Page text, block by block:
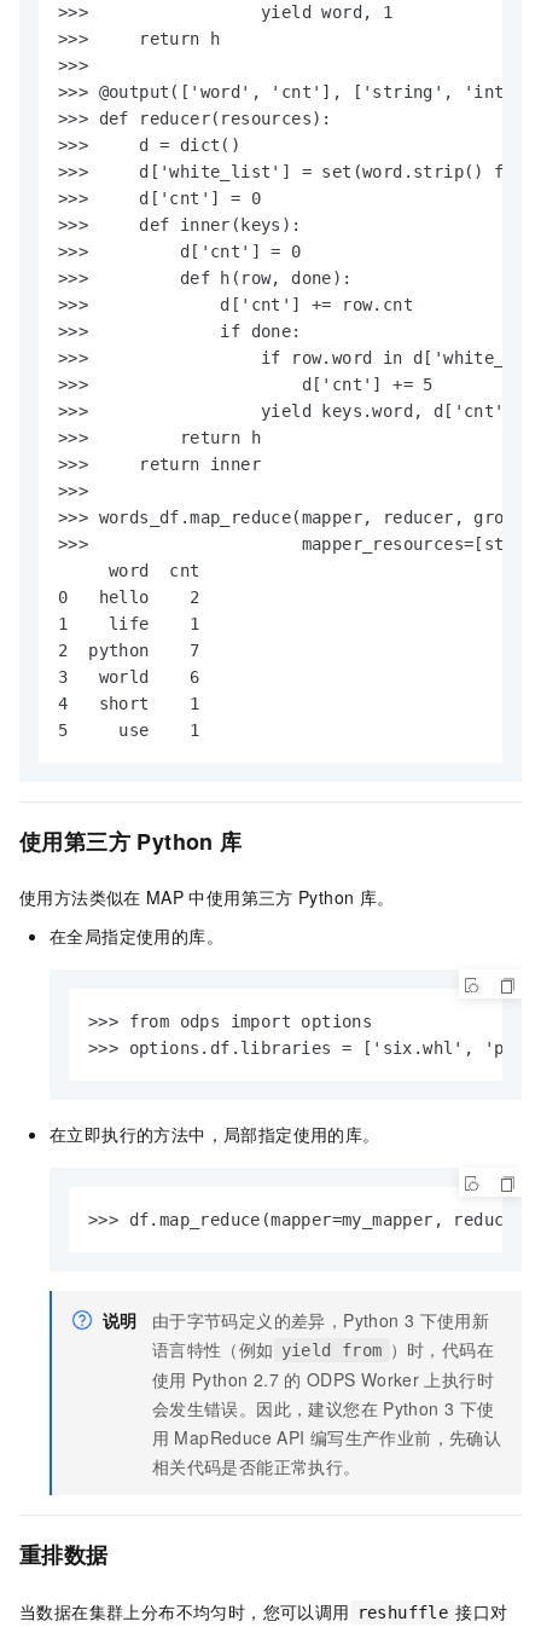
>>>                 yield word, 1
>>>     return h
>>>
>>> @output(['word', 'cnt'], ['string', 'int'])
>>> def reducer(resources):
>>>     d = dict()
>>>     d['white_list'] = set(word.strip() for
>>>     d['cnt'] = 0
>>>     def inner(keys):
>>>         d['cnt'] = 0
>>>         def h(row, done):
>>>             d['cnt'] += row.cnt
>>>             if done:
>>>                 if row.word in
>>>                     d['cnt'] += 5
>>>                 yield keys.word, d['cnt']
>>>         return h
>>>     return inner
>>>
>>> words_df.map_reduce(mapper, reducer,
>>>
     word  cnt
0   hello    2
1    life    1
2  python    7
3   world    6
4   short    1
5     use    1
使用第三方 Python 库
使用方法类似在 MAP 中使用第三方 Python 库。
在全局指定使用的库。
>>> from odps import options
>>> options.df.libraries = ['six.whl',
在立即执行的方法中，局部指定使用的库。
>>> df.map_reduce(mapper=my_mapper,
说明 由于字节码定义的差异，Python 3 下使用新
语言特性（例如 yield from ）时，代码在
使用 Python 2.7 的 ODPS Worker 上执行时
会发生错误。因此，建议您在 Python 3 下使
用 MapReduce API 编写生产作业前，先确认
相关代码是否能正常执行。
重排数据
当数据在集群上分布不均匀时，您可以调用 reshuffle 接口对